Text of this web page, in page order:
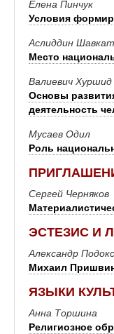
Елена Пинчук
Условия
Аслиддин
Место
Валиевич Хуршид
Основы
деятельность
Мусаев Одил
Роль
Сергей Черняков
ЭСТЕЗИС И
Александр
Михаил Пришвин
ЯЗЫКИ
Анна Торшина
Религиозное